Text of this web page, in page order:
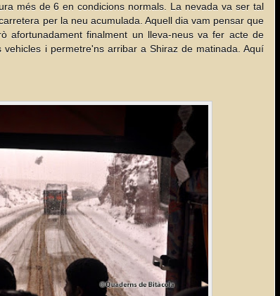
més de 6 en condicions normals. La nevada va ser tal
per la neu acumulada. Aquell dia vam pensar que
afortunadament finalment un lleva-neus va fer acte de
i permetre'ns arribar a Shiraz de matinada. Aquí